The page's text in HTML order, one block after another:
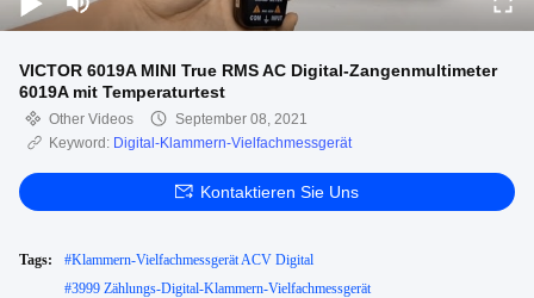
VICTOR 6019A MINI True RMS AC Digital-Zangenmultimeter
6019A mit Temperaturtest
Other Videos
September 08, 2021
Keyword: Digital-Klammern-Vielfachmessgerät
Kontaktieren Sie Uns
Tags: #Klammern-Vielfachmessgerät ACV Digital
#3999 Zählungs-Digital-Klammern-Vielfachmessgerät